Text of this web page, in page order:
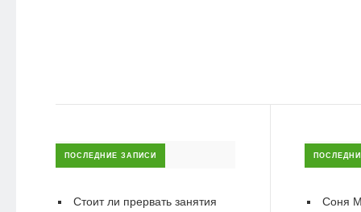
ПОСЛЕДНИЕ ЗАПИСИ
Стоит ли прервать занятия
Соня